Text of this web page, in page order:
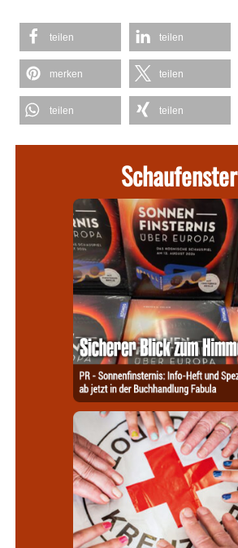
teilen teilen
merken teilen
teilen teilen
Schaufenster